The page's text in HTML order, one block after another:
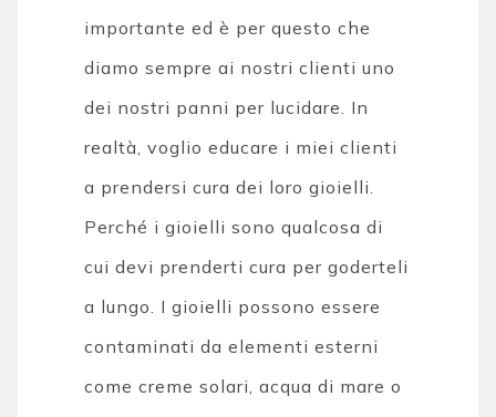
importante ed è per questo che
diamo sempre ai nostri clienti uno
dei nostri panni per lucidare. In
realtà, voglio educare i miei clienti
a prendersi cura dei loro gioielli.
Perché i gioielli sono qualcosa di
cui devi prenderti cura per goderteli
a lungo. I gioielli possono essere
contaminati da elementi esterni
come creme solari, acqua di mare o